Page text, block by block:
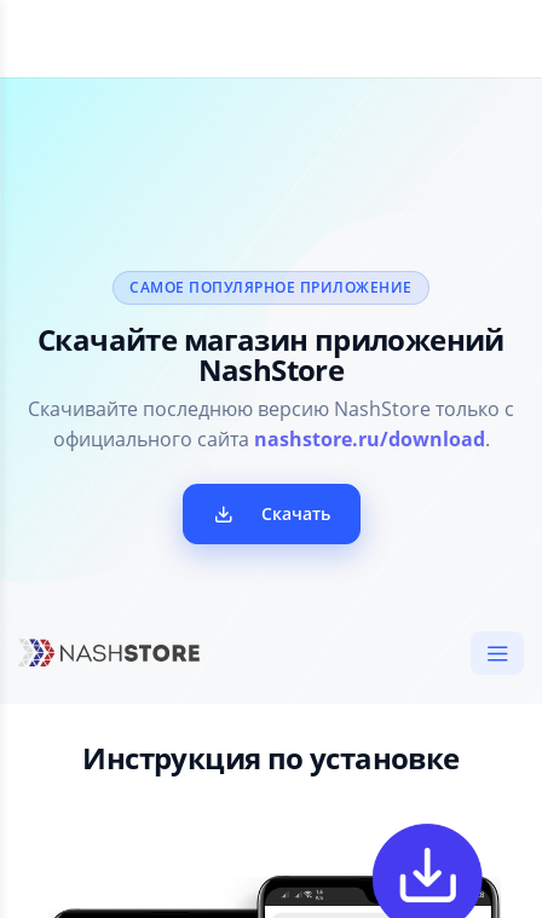
САМОЕ ПОПУЛЯРНОЕ ПРИЛОЖЕНИЕ
Скачайте магазин приложений
NashStore
Скачивайте последнюю версию NashStore только с
официального сайта nashstore.ru/download.
Скачать
Инструкция по установке